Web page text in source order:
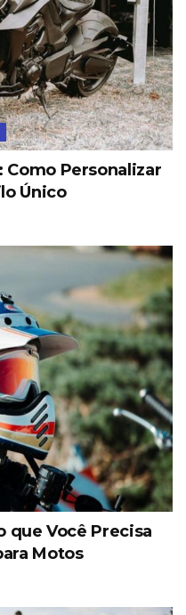
Como Personalizar
Único
que Você Precisa
Motos